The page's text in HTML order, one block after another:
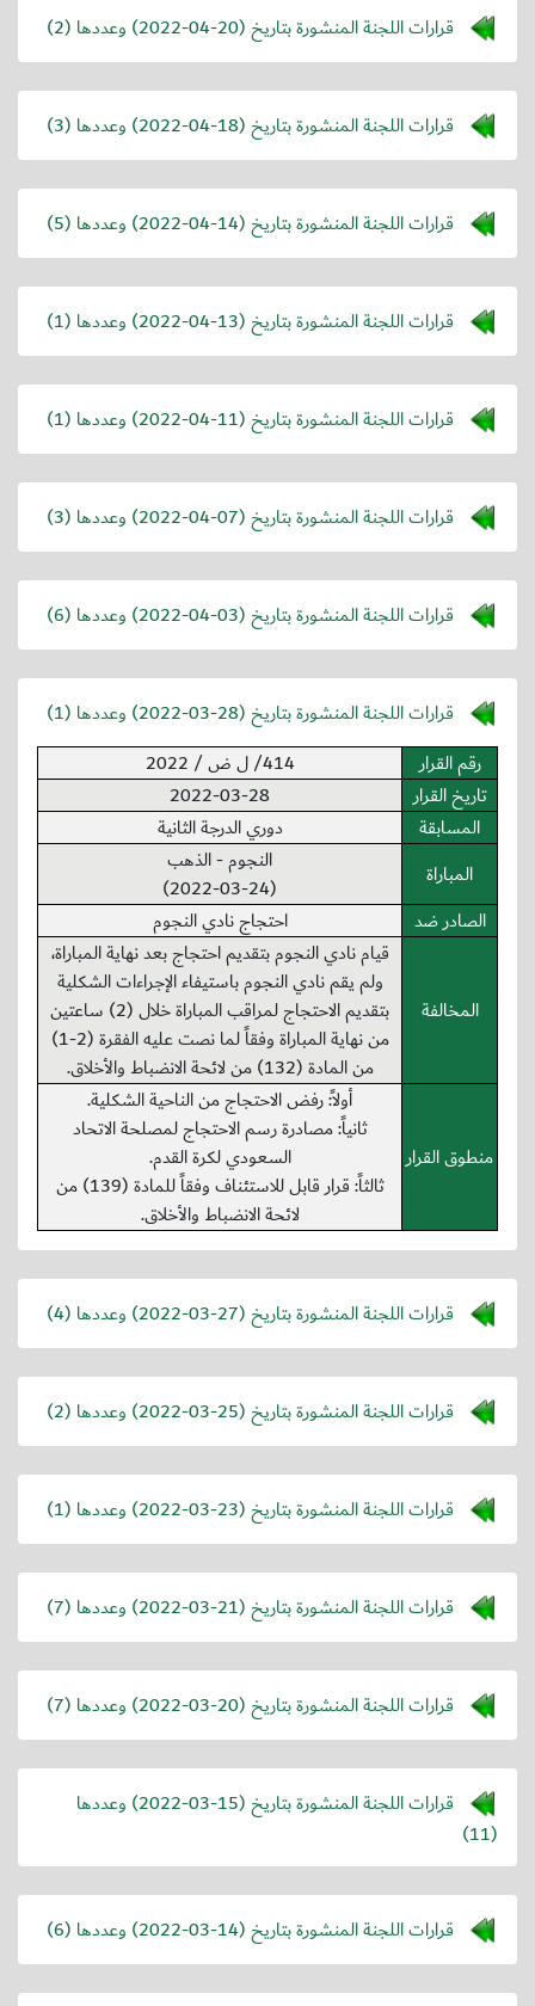
قرارات اللجنة المنشورة بتاريخ (2022-04-20) وعددها (2)
قرارات اللجنة المنشورة بتاريخ (2022-04-18) وعددها (3)
قرارات اللجنة المنشورة بتاريخ (2022-04-14) وعددها (5)
قرارات اللجنة المنشورة بتاريخ (2022-04-13) وعددها (1)
قرارات اللجنة المنشورة بتاريخ (2022-04-11) وعددها (1)
قرارات اللجنة المنشورة بتاريخ (2022-04-07) وعددها (3)
قرارات اللجنة المنشورة بتاريخ (2022-04-03) وعددها (6)
قرارات اللجنة المنشورة بتاريخ (2022-03-28) وعددها (1)
رقم القرار
414/ ل ض / 2022
تاريخ القرار
2022-03-28
المسابقة
دوري الدرجة الثانية
المباراة
النجوم - الذهب
(2022-03-24)
الصادر ضد
احتجاج نادي النجوم
المخالفة
قيام نادي النجوم بتقديم احتجاج بعد نهاية المباراة،
ولم يقم نادي النجوم باستيفاء الإجراءات الشكلية
بتقديم الاحتجاج لمراقب المباراة خلال (2) ساعتين
من نهاية المباراة وفقاً لما نصت عليه الفقرة (2-1)
من المادة (132) من لائحة الانضباط والأخلاق.
منطوق القرار
أولاً: رفض الاحتجاج من الناحية الشكلية.
ثانياً: مصادرة رسم الاحتجاج لمصلحة الاتحاد
السعودي لكرة القدم.
ثالثاً: قرار قابل للاستئناف وفقاً للمادة (139) من
لائحة الانضباط والأخلاق.
قرارات اللجنة المنشورة بتاريخ (2022-03-27) وعددها (4)
قرارات اللجنة المنشورة بتاريخ (2022-03-25) وعددها (2)
قرارات اللجنة المنشورة بتاريخ (2022-03-23) وعددها (1)
قرارات اللجنة المنشورة بتاريخ (2022-03-21) وعددها (7)
قرارات اللجنة المنشورة بتاريخ (2022-03-20) وعددها (7)
قرارات اللجنة المنشورة بتاريخ (2022-03-15) وعددها
(11)
قرارات اللجنة المنشورة بتاريخ (2022-03-14) وعددها (6)